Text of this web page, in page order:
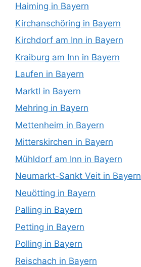
Haiming in Bayern
Kirchanschöring in Bayern
Kirchdorf am Inn in Bayern
Kraiburg am Inn in Bayern
Laufen in Bayern
Marktl in Bayern
Mehring in Bayern
Mettenheim in Bayern
Mitterskirchen in Bayern
Mühldorf am Inn in Bayern
Neumarkt-Sankt Veit in Bayern
Neuötting in Bayern
Palling in Bayern
Petting in Bayern
Polling in Bayern
Reischach in Bayern